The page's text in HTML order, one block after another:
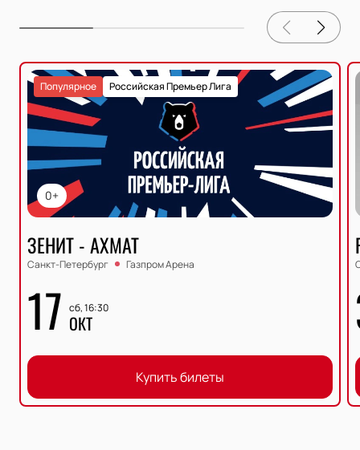
0+
Российская Премьер Лига
Популярное
ЗЕНИТ - АХМАТ
Санкт-Петербург Газпром Арена
17 сб, 16:30
ОКТ
Купить билеты